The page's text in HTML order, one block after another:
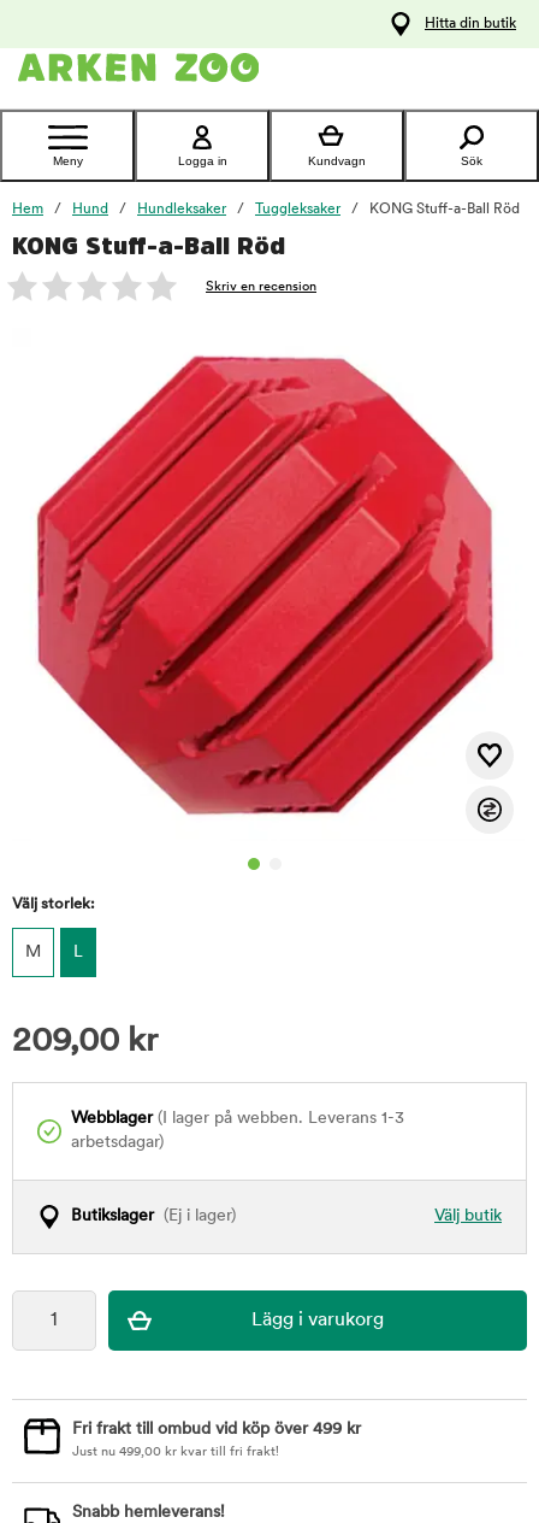
Kontakta
Hitta din butik
Meny Logga in Kundvagn Sök
Hem Hund Hundleksaker Tuggleksaker KONG Stuff-a-Ball Röd
KONG Stuff-a-Ball Röd
Skriv en recension
Välj storlek:
M L
209,00 kr
Webblager(I lager på webben. Leverans 1-3
arbetsdagar)
Välj butik
Butikslager(Ej i lager)
foo
Fri frakt till ombud vid köp över 499 kr
Just nu 499,00 kr kvar till fri frakt!
Snabb hemleverans!